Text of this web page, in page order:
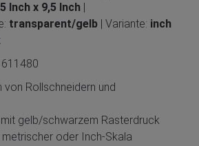
Inch x 9,5 Inch |
transparent/gelb | Variante: inch
611480
von Rollschneidern und
mit gelb/schwarzem Rasterdruck
oder Inch-Skala